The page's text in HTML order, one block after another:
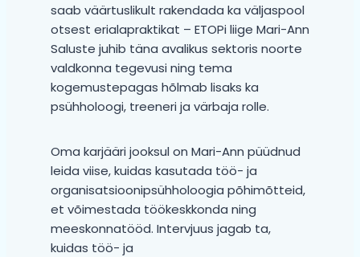
saab väärtuslikult rakendada ka väljaspool
otsest erialapraktikat – ETOPi liige Mari-Ann
Saluste juhib täna avalikus sektoris noorte
valdkonna tegevusi ning tema
kogemustepagas hõlmab lisaks ka
psühholoogi, treeneri ja värbaja rolle.
Oma karjääri jooksul on Mari-Ann püüdnud
leida viise, kuidas kasutada töö- ja
organisatsioonipsühholoogia põhimõtteid,
et võimestada töökeskkonda ning
meeskonnatööd. Intervjuus jagab ta,
kuidas töö- ja